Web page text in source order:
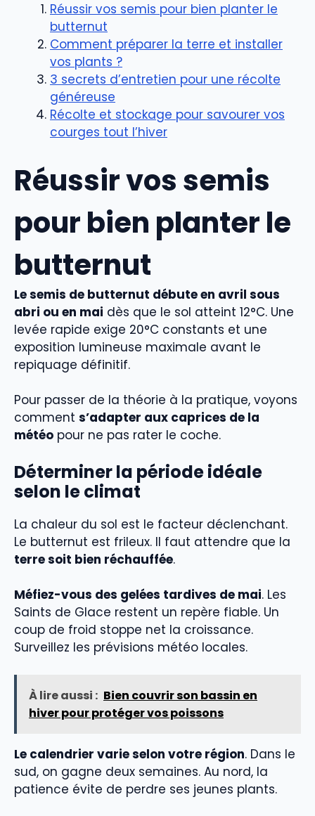
Réussir vos semis pour bien planter le
butternut
Comment préparer la terre et installer
vos plants ?
3 secrets d’entretien pour une récolte
généreuse
Récolte et stockage pour savourer vos
courges tout l’hiver
Réussir vos semis
pour bien planter le
butternut
Le semis de butternut débute en avril sous
abri ou en mai dès que le sol atteint 12°C. Une
levée rapide exige 20°C constants et une
exposition lumineuse maximale avant le
repiquage définitif.
Pour passer de la théorie à la pratique, voyons
comment s’adapter aux caprices de la
météo pour ne pas rater le coche.
Déterminer la période idéale
selon le climat
La chaleur du sol est le facteur déclenchant.
Le butternut est frileux. Il faut attendre que la
terre soit bien réchauffée.
Méfiez-vous des gelées tardives de mai. Les
Saints de Glace restent un repère fiable. Un
coup de froid stoppe net la croissance.
Surveillez les prévisions météo locales.
À lire aussi : Bien couvrir son bassin en
hiver pour protéger vos poissons
Le calendrier varie selon votre région. Dans le
sud, on gagne deux semaines. Au nord, la
patience évite de perdre ses jeunes plants.